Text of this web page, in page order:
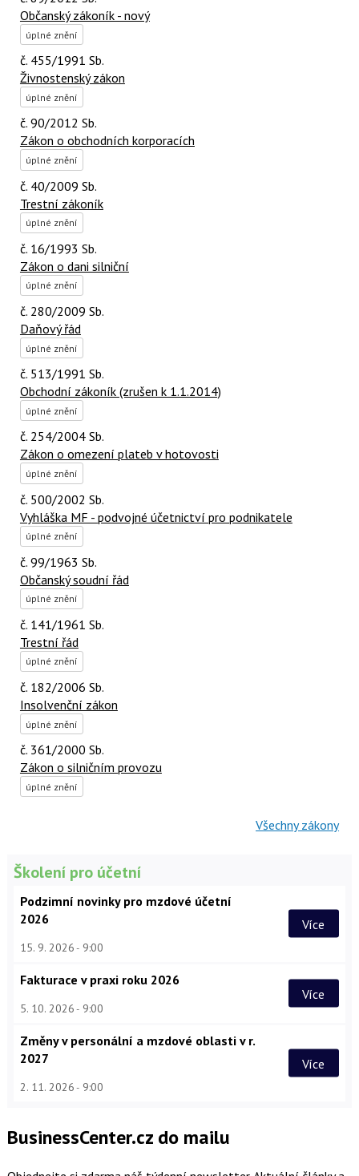
Občanský zákoník - nový
úplné znění
č. 455/1991 Sb.
Živnostenský zákon
úplné znění
č. 90/2012 Sb.
Zákon o obchodních korporacích
úplné znění
č. 40/2009 Sb.
Trestní zákoník
úplné znění
č. 16/1993 Sb.
Zákon o dani silniční
úplné znění
č. 280/2009 Sb.
Daňový řád
úplné znění
č. 513/1991 Sb.
Obchodní zákoník (zrušen k 1.1.2014)
úplné znění
č. 254/2004 Sb.
Zákon o omezení plateb v hotovosti
úplné znění
č. 500/2002 Sb.
Vyhláška MF - podvojné účetnictví pro podnikatele
úplné znění
č. 99/1963 Sb.
Občanský soudní řád
úplné znění
č. 141/1961 Sb.
Trestní řád
úplné znění
č. 182/2006 Sb.
Insolvenční zákon
úplné znění
č. 361/2000 Sb.
Zákon o silničním provozu
úplné znění
Všechny zákony
Školení pro účetní
Podzimní novinky pro mzdové účetní
2026
15. 9. 2026 9:00
Více
Fakturace v praxi roku 2026
5. 10. 2026 9:00
Více
Změny v personální a mzdové oblasti v r.
2027
2. 11. 2026 9:00
Více
BusinessCenter.cz do mailu